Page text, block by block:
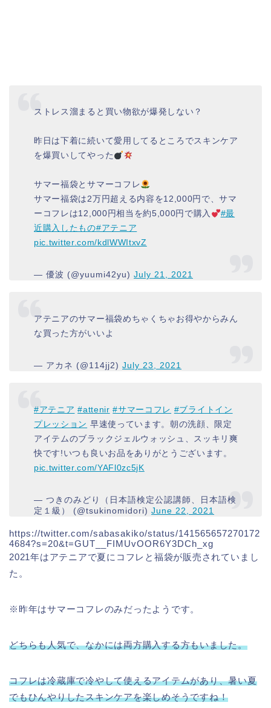
ストレス溜まると買い物欲が爆発しない？
昨日は下着に続いて愛用してるところでスキンケア
を爆買いしてやった
サマー福袋とサマーコフレ
サマー福袋は2万円超える内容を12,000円で、サマ
ーコフレは12,000円相当を約5,000円で購入
#最
近購入したもの#アテニア
pic.twitter.com/kdlWWItxvZ
— 優波 (@yuumi42yu)July 21, 2021
アテニアのサマー福袋めちゃくちゃお得やからみん
な買った方がいいよ
— アカネ (@114jj2)July 23, 2021
#アテニア #attenir #サマーコフレ #ブライトイン
プレッション 早速使っています。朝の洗顔、限定
アイテムのブラックジェルウォッシュ、スッキリ爽
快です!いつも良いお品をありがとうございます。
pic.twitter.com/YAFl0zc5jK
— つきのみどり（日本語検定公認講師、日本語検
定１級） (@tsukinomidori)June 22, 2021
https://twitter.com/sabasakiko/status/141565657270172
4684?s=20&t=GUT__FIMUvOOR6Y3DCh_xg
2021年はアテニアで夏にコフレと福袋が販売されていまし
た。
※昨年はサマーコフレのみだったようです。
どちらも人気で、なかには両方購入する方もいました。
コフレは冷蔵庫で冷やして使えるアイテムがあり、暑い夏
でもひんやりしたスキンケアを楽しめそうですね！